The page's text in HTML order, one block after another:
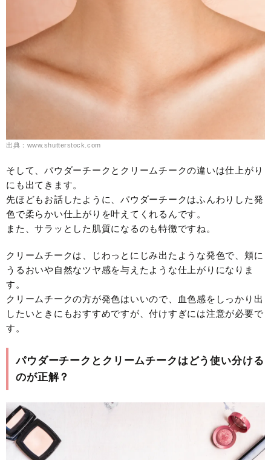
出典：www.shutterstock.com
そして、パウダーチークとクリームチークの違いは仕上がり
にも出てきます。
先ほどもお話したように、パウダーチークはふんわりした発
色で柔らかい仕上がりを叶えてくれるんです。
また、サラッとした肌質になるのも特徴ですね。
クリームチークは、じわっとにじみ出たような発色で、頬に
うるおいや自然なツヤ感を与えたような仕上がりになりま
す。
クリームチークの方が発色はいいので、血色感をしっかり出
したいときにもおすすめですが、付けすぎには注意が必要で
す。
パウダーチークとクリームチークはどう使い分ける
のが正解？